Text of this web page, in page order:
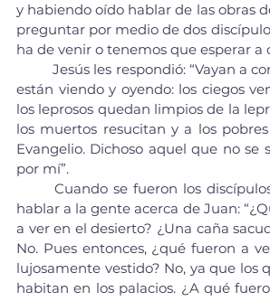
y habiendo oído hablar de las obras
preguntar por medio de dos
ha de venir o tenemos que esperar a
	Jesús les respondió: “Vayan a contar a Juan lo que
están viendo y oyendo: los ciegos
los leprosos quedan limpios de la
los muertos resucitan y a los
Evangelio. Dichoso aquel que no se
por mí”.
hablar a la gente acerca de Juan:
a ver en el desierto? ¿Una caña
No. Pues entonces, ¿qué fueron a
lujosamente vestido? No, ya que los
habitan en los palacios. ¿A qué